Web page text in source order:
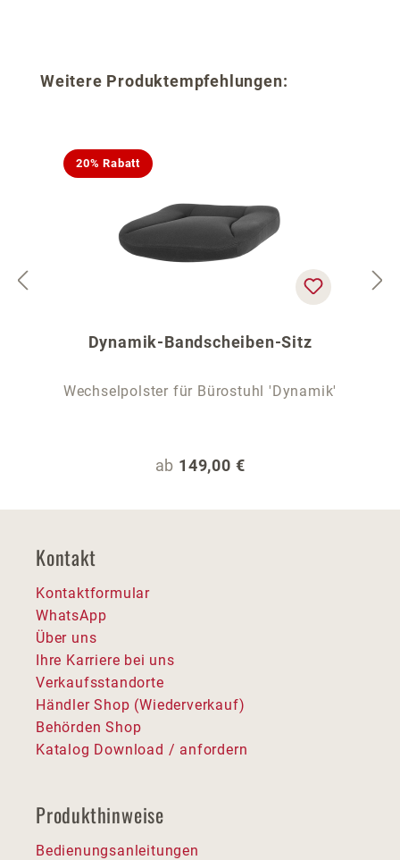
Produktgalerie überspringen
Weitere Produktempfehlungen:
20% Rabatt
Dynamik-Bandscheiben-Sitz
Wechselpolster für Bürostuhl 'Dynamik'
Regulärer Preis:
ab 149,00 €
Kontakt
Kontaktformular
WhatsApp
Über uns
Ihre Karriere bei uns
Verkaufsstandorte
Händler Shop (Wiederverkauf)
Behörden Shop
Katalog Download / anfordern
Produkthinweise
Bedienungsanleitungen